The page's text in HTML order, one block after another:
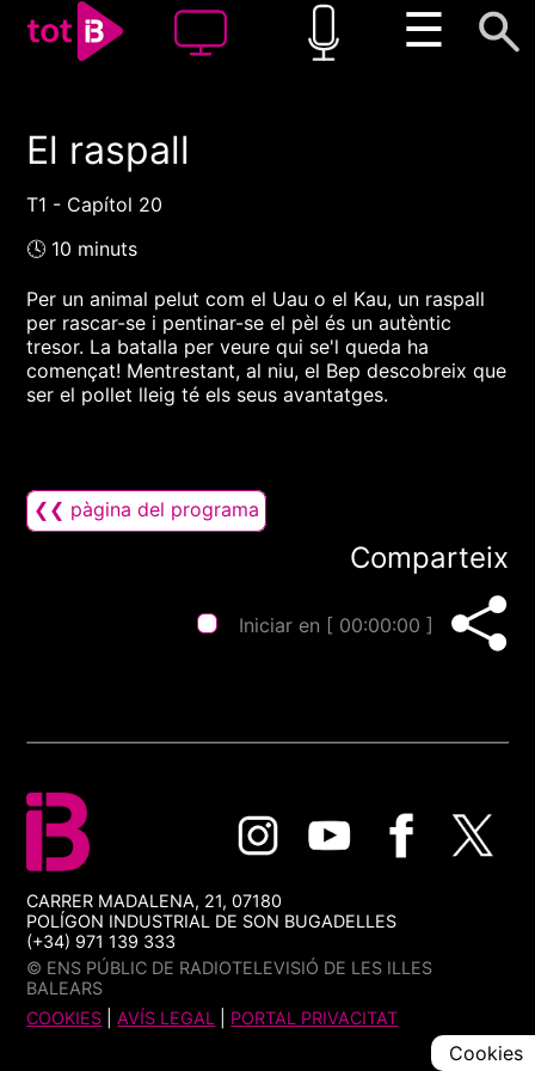
☰
00:00 00:00
El raspall
T1 - Capítol 20
🕓 10 minuts
Per un animal pelut com el Uau o el Kau, un raspall
per rascar-se i pentinar-se el pèl és un autèntic
tresor. La batalla per veure qui se'l queda ha
començat! Mentrestant, al niu, el Bep descobreix que
ser el pollet lleig té els seus avantatges.
❮❮ pàgina del programa
Comparteix
Iniciar en [ 00:00:00 ]
CARRER MADALENA, 21, 07180
POLÍGON INDUSTRIAL DE SON BUGADELLES
(+34) 971 139 333
© ENS PÚBLIC DE RADIOTELEVISIÓ DE LES ILLES
BALEARS
COOKIES |AVÍS LEGAL PORTAL PRIVACITAT
Cookies